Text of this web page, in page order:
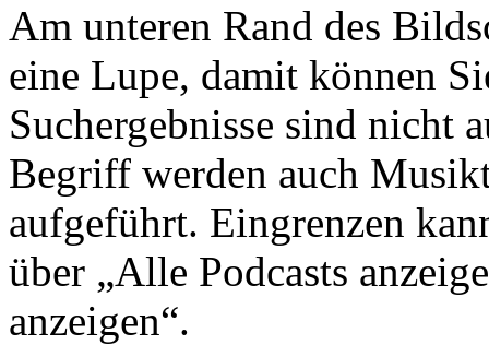
Am unteren Rand des
eine Lupe, damit können
Suchergebnisse sind nicht
Begriff werden auch
aufgeführt. Eingrenzen
über „Alle Podcasts
anzeigen“.